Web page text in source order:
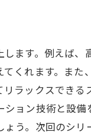
穂市のバスルー
実例
空間
上
ーム
ます。例えば
くれます。ま
ラックスでき
ョン技術と設
う。次回のシリ